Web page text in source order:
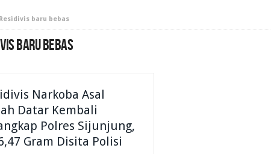
baru bebas
BARU BEBAS
Narkoba Asal
Datar Kembali
Polres Sijunjung,
Gram Disita Polisi